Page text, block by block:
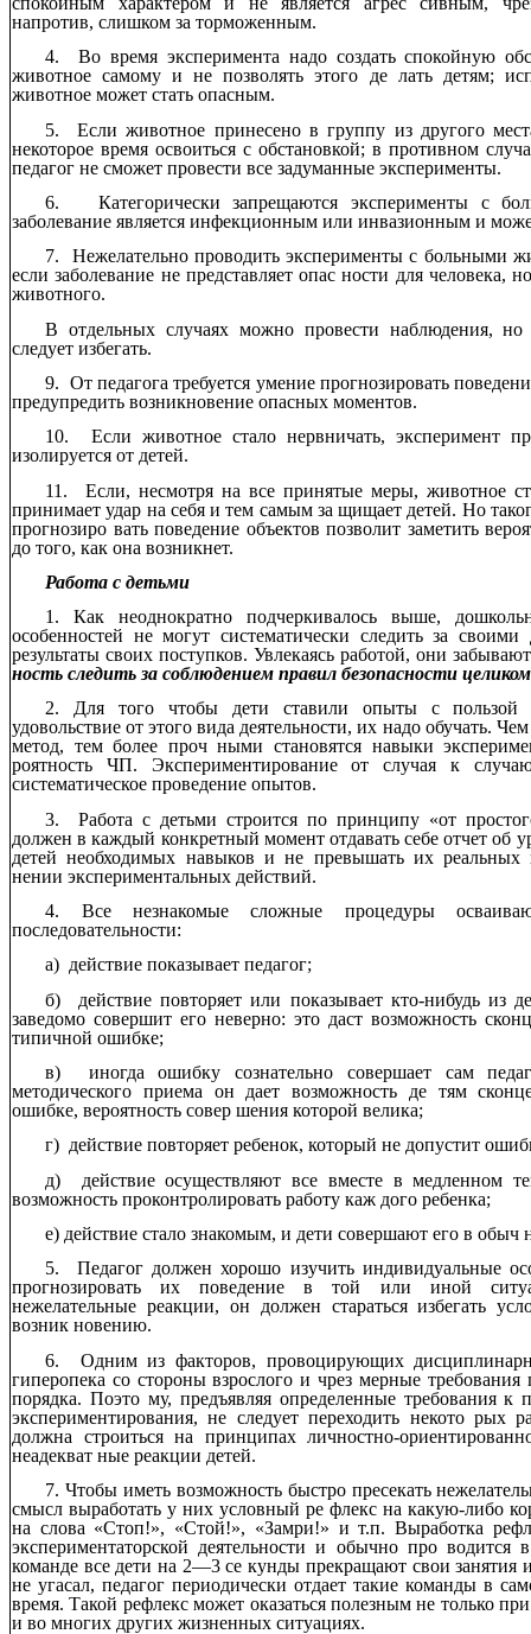
напротив, слишком за торможенным.
4. Во время эксперимента надо создать спокойную
животное самому и не позволять этого де лать детям;
животное может стать опасным.
5. Если животное принесено в группу из другого
некоторое время освоиться с обстановкой; в противном
педагог не сможет провести все задуманные эксперименты.
6. Категорически запрещаются эксперименты с
заболевание является инфекционным или инвазионным и
7. Нежелательно проводить эксперименты с больными
если заболевание не представляет опас ности для человека,
животного.
В отдельных случаях можно провести наблюдения, но
следует избегать.
9. От педагога требуется умение прогнозировать
предупредить возникновение опасных моментов.
10. Если животное стало нервничать, эксперимент
изолируется от детей.
11. Если, несмотря на все принятые меры, животное
принимает удар на себя и тем самым за щищает детей. Но
прогнозиро вать поведение объектов позволит заметить
до того, как она возникнет.
Работа с детьми
1. Как неоднократно подчеркивалось выше,
особенностей не могут систематически следить за
результаты своих поступков. Увлекаясь работой, они
ность следить за соблюдением правил безопасности
2. Для того чтобы дети ставили опыты с пользой
удовольствие от этого вида деятельности, их надо обучать.
метод, тем более проч ными становятся навыки
роятность ЧП. Экспериментирование от случая к
систематическое проведение опытов.
3. Работа с детьми строится по принципу «от
должен в каждый конкретный момент отдавать себе отчет об
детей необходимых навыков и не превышать их
нении экспериментальных действий.
4. Все незнакомые сложные процедуры
последовательности:
а) действие показывает педагог;
б) действие повторяет или показывает кто-нибудь из
заведомо совершит его неверно: это даст возможность
типичной ошибке;
в) иногда ошибку сознательно совершает сам
методического приема он дает возможность де тям
ошибке, вероятность совер шения которой велика;
г) действие повторяет ребенок, который не допустит
д) действие осуществляют все вместе в медленном
возможность проконтролировать работу каж дого ребенка;
е) действие стало знакомым, и дети совершают его в обыч
5. Педагог должен хорошо изучить индивидуальные
прогнозировать их поведение в той или иной
нежелательные реакции, он должен стараться избегать
возник новению.
6. Одним из факторов, провоцирующих
гиперопека со стороны взрослого и чрез мерные
порядка. Поэто му, предъявляя определенные требования к
экспериментирования, не следует переходить некото рых
должна строиться на принципах личностно-
неадекват ные реакции детей.
7. Чтобы иметь возможность быстро пресекать
смысл выработать у них условный ре флекс на какую-либо
на слова «Стоп!», «Стой!», «Замри!» и т.п. Выработка
экспериментаторской деятельности и обычно про
команде все дети на 2—3 се кунды прекращают свои занятия
не угасал, педагог периодически отдает такие команды в
время. Такой рефлекс может оказаться полезным не только
и во многих других жизненных ситуациях.